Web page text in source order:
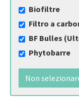
Biofiltre
Filtro a
BF Bulles
Phytobarre
Non